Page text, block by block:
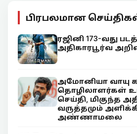
பிரபலமான
ரஜினி 173-வது
அதிகாரபூர்வ
அமோனியா வாயு
தொழிலாளர்கள்
செய்தி, மிகுந்த
வருத்தமும்
அண்ணாமலை